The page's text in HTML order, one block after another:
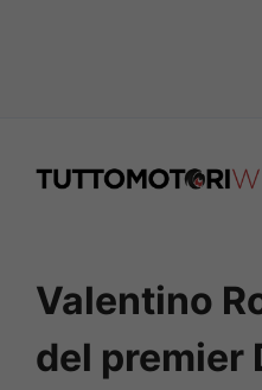
Valentino
del premier